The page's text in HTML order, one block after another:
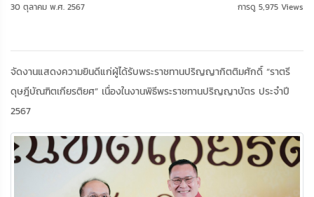
30 ตุลาคม พ.ศ. 2567 การดู 5,975 Views
จัดงานแสดงความยินดีแก่ผู้ได้รับพระราชทานปริญญากิตติมศักดิ์ “ราตรี
ดุษฎีบัณฑิตเกียรติยศ” เนื่องในงานพิธีพระราชทานปริญญาบัตร ประจำปี
2567